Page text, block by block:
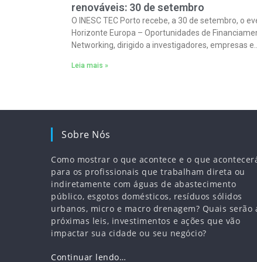
renováveis: 30 de setembro
O INESC TEC Porto recebe, a 30 de setembro, o
Horizonte Europa – Oportunidades de
Networking, dirigido a investigadores, empresas e
Leia mais »
Sobre Nós
Como mostrar o que acontece e o que
para os profissionais que trabalham direta ou
indiretamente com águas de abastecimento
público, esgotos domésticos, resíduos sólidos
urbanos, micro e macro drenagem? Quais serão
próximas leis, investimentos e ações que vão
impactar sua cidade ou seu negócio?
Continuar lendo…